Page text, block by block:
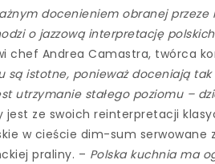
docenieniem obranej
o jazzową interpretację
chef Andrea Camastra, twórca
są istotne, ponieważ doceniają tak
utrzymanie stałego poziomu –
jest ze swoich reinterpretacji
w cieście dim-sum serwowane
praliny. – Polska kuchnia ma